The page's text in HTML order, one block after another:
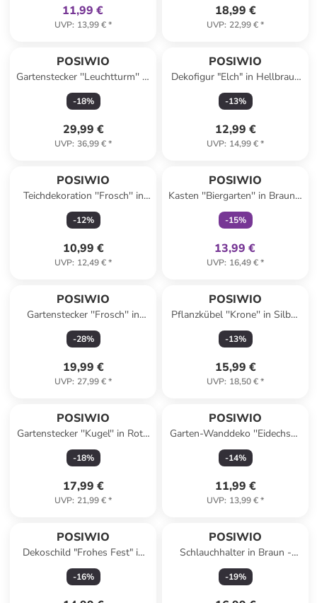
11,99 €
UVP: 13,99 €*
18,99 €
UVP: 22,99 €*
POSIWIO
Gartenstecker ''Leuchtturm'' in
Blau/ Weiß - (B)19 x (H)136 x
(T)10 cm
-18%
29,99 €
UVP: 36,99 €*
POSIWIO
Dekofigur "Elch" in Hellbraun
- (B)10 x (H)15 x (T)12 cm
-13%
12,99 €
UVP: 14,99 €*
POSIWIO
Teichdekoration ''Frosch'' in
Grün - (B)12 x (H)13,5 x (T)10
cm
-12%
10,99 €
UVP: 12,49 €*
POSIWIO
Kasten ''Biergarten'' in Braun -
(B)27 x (H)12 x (T)15,5 cm
-15%
13,99 €
UVP: 16,49 €*
POSIWIO
Gartenstecker ''Frosch'' in
Rostrot - (B)24,5 x (H)144 x
(T)8 cm
-28%
19,99 €
UVP: 27,99 €*
POSIWIO
Pflanzkübel ''Krone'' in Silber
- (H)22 x Ø 23 cm
-13%
15,99 €
UVP: 18,50 €*
POSIWIO
Gartenstecker ''Kugel'' in Rot -
(H)21 x Ø 15 cm
-18%
17,99 €
UVP: 21,99 €*
POSIWIO
Garten-Wanddeko ''Eidechse''
in Braun - (B)11 x (H)28,5 x
(T)3,5 cm
-14%
11,99 €
UVP: 13,99 €*
POSIWIO
Dekoschild "Frohes Fest" in
Rot/ Weiß/ Hellbraun - (B)40
x (H)70 cm
-16%
POSIWIO
Schlauchhalter in Braun -
(B)28 x (H)18,5 x (T)14 cm
-19%